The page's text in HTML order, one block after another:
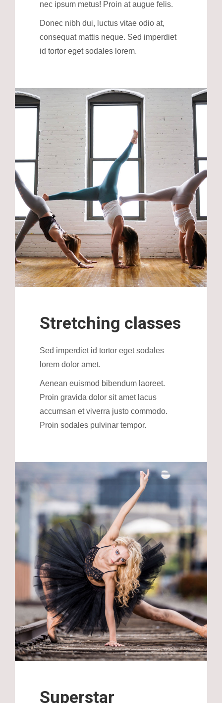
nec ipsum metus! Proin at augue felis.
Donec nibh dui, luctus vitae odio at,
consequat mattis neque. Sed imperdiet
id tortor eget sodales lorem.
Stretching classes
Sed imperdiet id tortor eget sodales
lorem dolor amet.
Aenean euismod bibendum laoreet.
Proin gravida dolor sit amet lacus
accumsan et viverra justo commodo.
Proin sodales pulvinar tempor.
Superstar